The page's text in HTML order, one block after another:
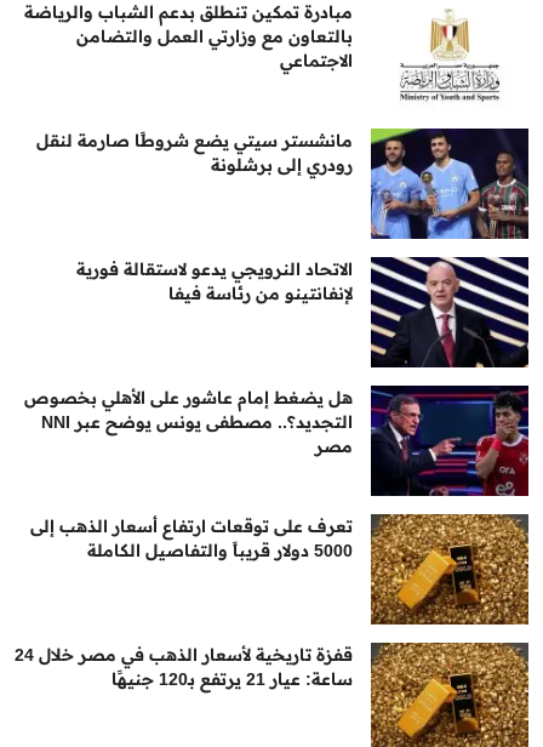
مبادرة تمكين تنطلق بدعم الشباب والرياضة
بالتعاون مع وزارتي العمل والتضامن
الاجتماعي
مانشستر سيتي يضع شروطًا صارمة لنقل
رودري إلى برشلونة
الاتحاد النرويجي يدعو لاستقالة فورية
لإنفانتينو من رئاسة فيفا
هل يضغط إمام عاشور على الأهلي بخصوص
التجديد؟.. مصطفى يونس يوضح عبر NNI
مصر
تعرف على توقعات ارتفاع أسعار الذهب إلى
5000 دولار قريباً والتفاصيل الكاملة
قفزة تاريخية لأسعار الذهب في مصر خلال 24
ساعة: عيار 21 يرتفع بـ120 جنيهًا